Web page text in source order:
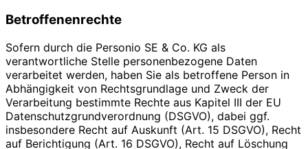
Betroffenenrechte
Sofern durch die Personio SE & Co. KG als
verantwortliche Stelle personenbezogene Daten
verarbeitet werden, haben Sie als betroffene Person in
Abhängigkeit von Rechtsgrundlage und Zweck der
Verarbeitung bestimmte Rechte aus Kapitel III der EU
Datenschutzgrundverordnung (DSGVO), dabei ggf.
insbesondere Recht auf Auskunft (Art. 15 DSGVO), Recht
auf Berichtigung (Art. 16 DSGVO), Recht auf Löschung